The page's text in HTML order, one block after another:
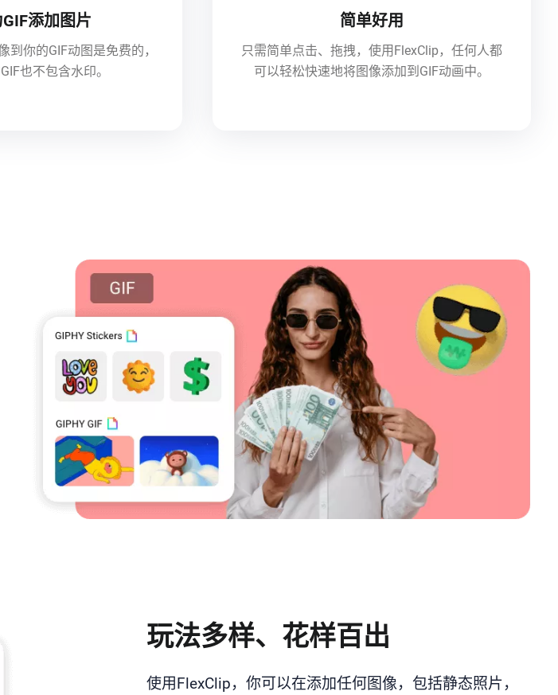
添加图片
到你的GIF动图是免费的，
也不包含水印。
简单好用
只需简单点击、拖拽，使用FlexClip，任何人都
可以轻松快速地将图像添加到GIF动画中。
玩法多样、花样百出
使用FlexClip，你可以在添加任何图像，包括静态照片，